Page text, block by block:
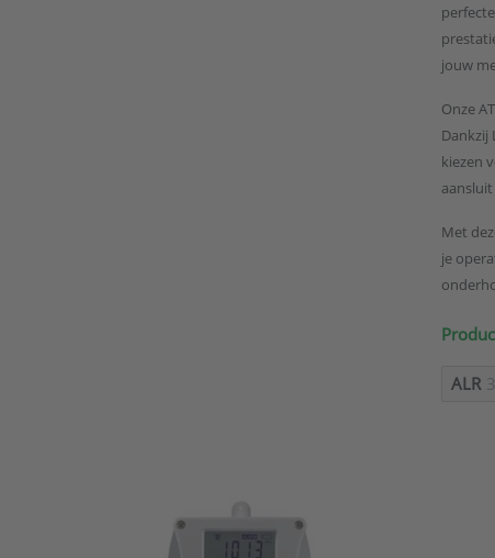
jouw
Onze
Dankzij
kiezen
Met
je
ALR 3